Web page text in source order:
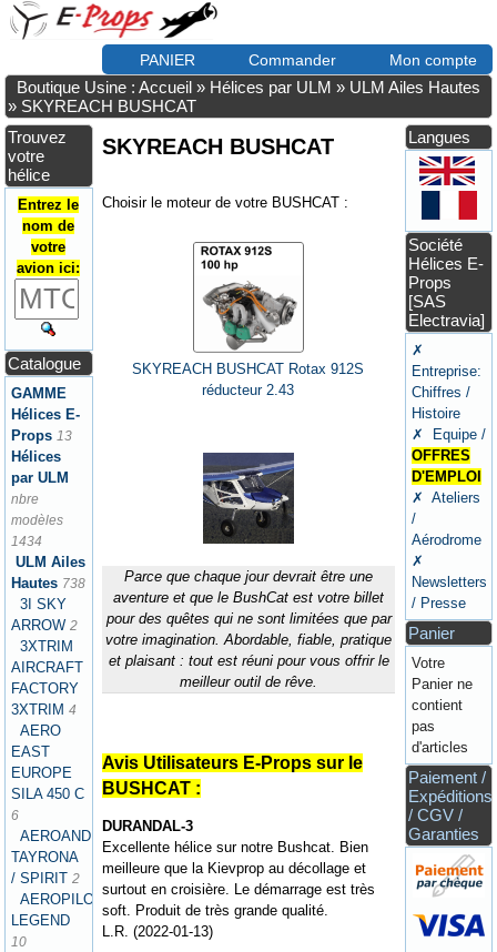
PANIER Commander Mon compte
Boutique Usine : Accueil » Hélices par ULM » ULM Ailes Hautes
» SKYREACH BUSHCAT
Trouvez
votre
hélice
Entrez le
nom de
votre
avion ici:
Catalogue
GAMME
Hélices E-
Props 13
Hélices
par ULM
nbre
modèles
1434
ULM Ailes
Hautes 738
3I SKY
ARROW 2
3XTRIM
AIRCRAFT
FACTORY
3XTRIM 4
AERO
EAST
EUROPE
SILA 450 C
6
AEROANDINA
TAYRONA
/ SPIRIT 2
AEROPILOT
LEGEND
10
SKYREACH BUSHCAT
Choisir le moteur de votre BUSHCAT :
SKYREACH BUSHCAT Rotax 912S
réducteur 2.43
Parce que chaque jour devrait être une
aventure et que le BushCat est votre billet
pour des quêtes qui ne sont limitées que par
votre imagination. Abordable, fiable, pratique
et plaisant : tout est réuni pour vous offrir le
meilleur outil de rêve.
Avis Utilisateurs E-Props sur le
BUSHCAT :
DURANDAL-3
Excellente hélice sur notre Bushcat. Bien
meilleure que la Kievprop au décollage et
surtout en croisière. Le démarrage est très
soft. Produit de très grande qualité.
L.R. (2022-01-13)
Langues
Société
Hélices E-
Props
[SAS
Electravia]
✗
Entreprise:
Chiffres /
Histoire
✗ Equipe /
OFFRES
D'EMPLOI
✗ Ateliers
/
Aérodrome
✗
Newsletters
/ Presse
Panier
Votre
Panier ne
contient
pas
d'articles
Paiement /
Expéditions
/ CGV /
Garanties